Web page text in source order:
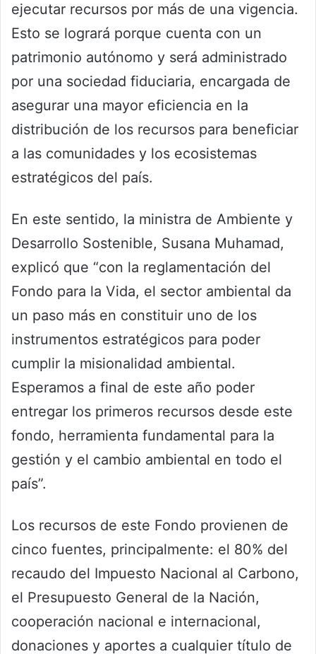
ejecutar recursos por más de una vigencia.
Esto se logrará porque cuenta con un
patrimonio autónomo y será administrado
por una sociedad fiduciaria, encargada de
asegurar una mayor eficiencia en la
distribución de los recursos para beneficiar
a las comunidades y los ecosistemas
estratégicos del país.
En este sentido, la ministra de Ambiente y
Desarrollo Sostenible, Susana Muhamad,
explicó que “con la reglamentación del
Fondo para la Vida, el sector ambiental da
un paso más en constituir uno de los
instrumentos estratégicos para poder
cumplir la misionalidad ambiental.
Esperamos a final de este año poder
entregar los primeros recursos desde este
fondo, herramienta fundamental para la
gestión y el cambio ambiental en todo el
país”.
Los recursos de este Fondo provienen de
cinco fuentes, principalmente: el 80% del
recaudo del Impuesto Nacional al Carbono,
el Presupuesto General de la Nación,
cooperación nacional e internacional,
donaciones y aportes a cualquier título de